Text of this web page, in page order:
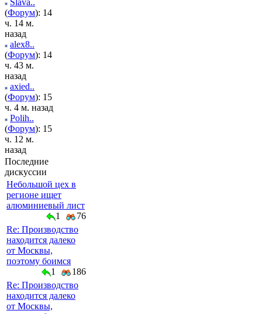
Slava..
(Форум): 14
ч. 14 м.
назад
alex8..
(Форум): 14
ч. 43 м.
назад
axied..
(Форум): 15
ч. 4 м. назад
Polih..
(Форум): 15
ч. 12 м.
назад
Последние
дискуссии
Небольшой цех в
регионе ищет
алюминиевый лист
1
76
Re: Производство
находится далеко
от Москвы,
поэтому боимся
1
186
Re: Производство
находится далеко
от Москвы,